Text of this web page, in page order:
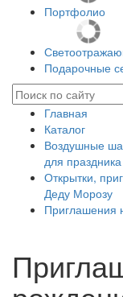
Портфолио
Подарочные
Главная
Каталог
Воздушные
для праздника
Открытки,
Деду Морозу
Приглашения